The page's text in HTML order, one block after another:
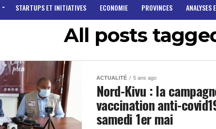
STARTUPS ET INITIATIVES ECONOMIE PROVINCES ANALYSES
All posts
ACTUALITÉ 5 ans ago
Nord-Kivu : la
vaccination anti-
samedi 1er mai